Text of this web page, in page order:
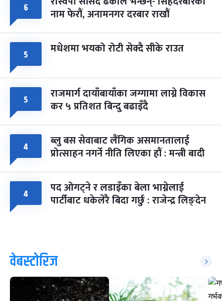
६ नाम फेरौं, अनामनगर दरबार राखौं
५ मधेशमा भयको रोटी सेक्दै सीके राउत
५ राजमार्ग दायाँबायाँका जग्गामा लाग्ने विकास
कर ५ प्रतिशत बिन्दु बढाइँदै
४ ब्लु बस सेवाबाट लैंगिक असमानतालाई
प्रोत्साहन नगर्ने नीति लिएका हौं : मन्त्री बादी
४ पद ओगट्ने र लडाइँका बेला भाग्नेलाई
पार्टीबाट धकेलेरै बिदा गर्छु : राजेन्द्र लिङ्देन
वेबस्टोरिज